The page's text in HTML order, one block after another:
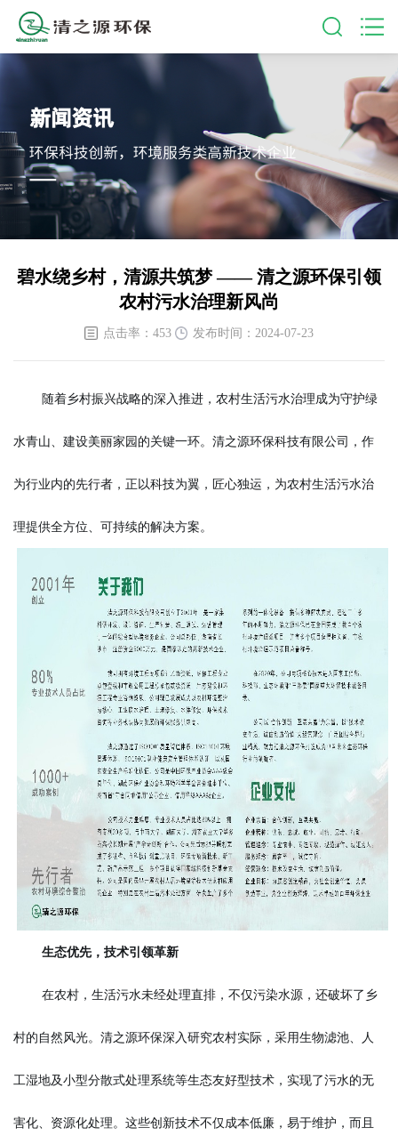
碧水绕乡村，清源共筑梦 —— 清之源环保引领
农村污水治理新风尚
点击率：453 发布时间：2024-07-23
随着乡村振兴战略的深入推进，农村生活污水治理成为守护绿
水青山、建设美丽家园的关键一环。清之源环保科技有限公司，作
为行业内的先行者，正以科技为翼，匠心独运，为农村生活污水治
理提供全方位、可持续的解决方案。
生态优先，技术引领革新
在农村，生活污水未经处理直排，不仅污染水源，还破坏了乡
村的自然风光。清之源环保深入研究农村实际，采用生物滤池、人
工湿地及小型分散式处理系统等生态友好型技术，实现了污水的无
害化、资源化处理。这些创新技术不仅成本低廉，易于维护，而且